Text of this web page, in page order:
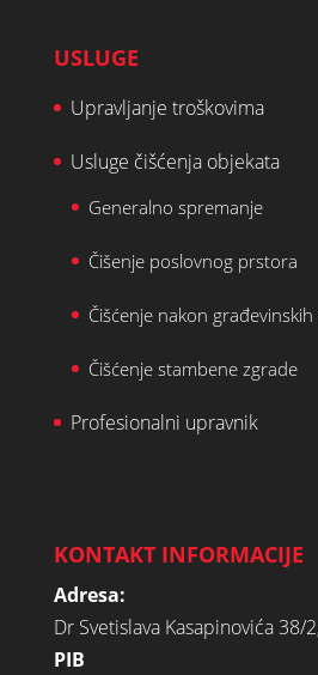
USLUGE
Upravljanje troškovima
Usluge čišćenja objekata
Generalno spremanje
Čišenje poslovnog prstora
Čišćenje nakon
Čišćenje stambene zgrade
Profesionalni upravnik
KONTAKT INFORMACIJE
Adresa:
Dr Svetislava Kasapinovića 38/
PIB